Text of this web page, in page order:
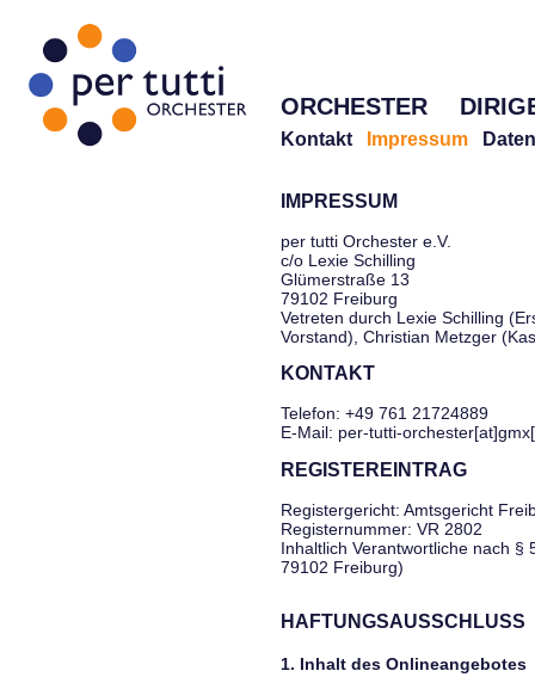
ORCHESTER
Kontakt Impressum
IMPRESSUM
per tutti Orchester e.V.
c/o Lexie Schilling
Glümerstraße 13
79102 Freiburg
Vetreten durch Lexie Schilling
Vorstand), Christian Metzger
KONTAKT
Telefon: +49 761 21724889
E-Mail: per-tutti-
REGISTEREINTRAG
Registergericht: Amtsgericht
Registernummer: VR 2802
Inhaltlich Verantwortliche nach §
79102 Freiburg)
HAFTUNGSAUSSCHLUSS
1. Inhalt des Onlineangebotes